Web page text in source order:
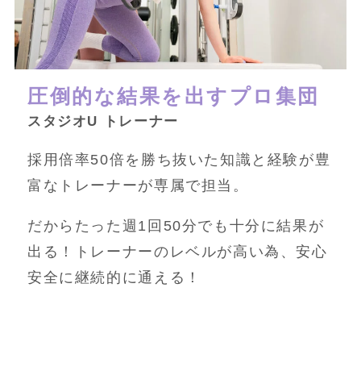
圧倒的な結果を出すプロ集団
スタジオU トレーナー
採用倍率50倍を勝ち抜いた知識と経験が豊
富なトレーナーが専属で担当。
だからたった週1回50分でも十分に結果が
出る！トレーナーのレベルが高い為、安心
安全に継続的に通える！